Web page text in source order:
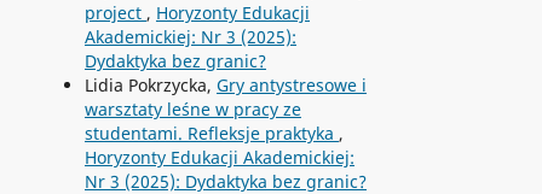
project , Horyzonty Edukacji
Akademickiej: Nr 3 (2025):
Dydaktyka bez granic?
Lidia Pokrzycka, Gry antystresowe i
warsztaty leśne w pracy ze
studentami. Refleksje praktyka ,
Horyzonty Edukacji Akademickiej:
Nr 3 (2025): Dydaktyka bez granic?